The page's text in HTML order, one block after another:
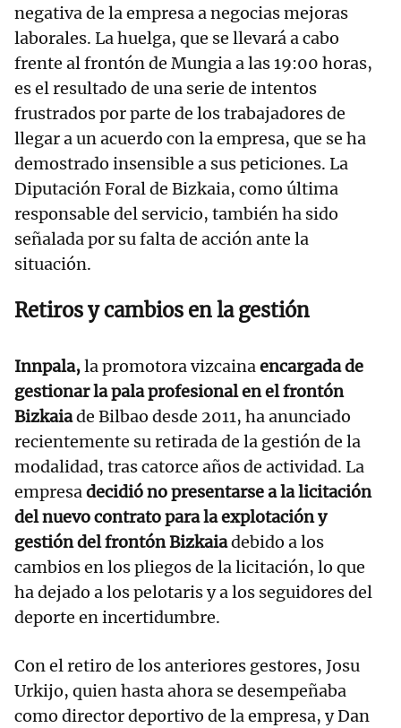
negativa de la empresa a negocias mejoras
laborales. La huelga, que se llevará a cabo
frente al frontón de Mungia a las 19:00 horas,
es el resultado de una serie de intentos
frustrados por parte de los trabajadores de
llegar a un acuerdo con la empresa, que se ha
demostrado insensible a sus peticiones. La
Diputación Foral de Bizkaia, como última
responsable del servicio, también ha sido
señalada por su falta de acción ante la
situación.
Retiros y cambios en la gestión
Innpala,la promotora vizcainaencargada de
gestionar la pala profesional en el frontón
Bizkaiade Bilbao desde 2011, ha anunciado
recientemente su retirada de la gestión de la
modalidad, tras catorce años de actividad. La
empresadecidió no presentarse a la licitación
del nuevo contrato para la explotación y
gestión del frontón Bizkaiadebido a los
cambios en los pliegos de la licitación, lo que
ha dejado a los pelotaris y a los seguidores del
deporte en incertidumbre.
Con el retiro de los anteriores gestores, Josu
Urkijo, quien hasta ahora se desempeñaba
como director deportivo de la empresa, y Dan